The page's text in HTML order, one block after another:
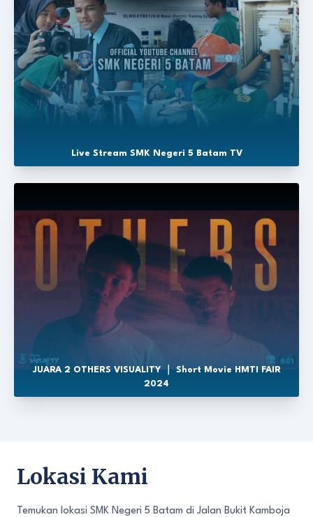
Live Stream SMK Negeri 5 Batam TV
JUARA 2 OTHERS VISUALITY ｜ Short Movie HMTI FAIR
2024
Lokasi Kami
Temukan lokasi SMK Negeri 5 Batam di Jalan Bukit Kamboja